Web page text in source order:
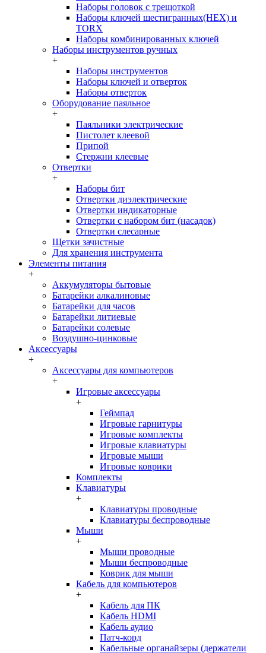
Наборы головок c трещоткой
Наборы ключей шестигранных(HEX) и
TORX
Наборы комбинированных ключей
Наборы инструментов ручных
+
Наборы инструментов
Наборы ключей и отверток
Наборы отверток
Оборудование паяльное
+
Паяльники электрические
Пистолет клеевой
Припой
Стержни клеевые
Отвертки
+
Наборы бит
Отвертки диэлектрические
Отвертки индикаторные
Отвертки с набором бит (насадок)
Отвертки слесарные
Щетки зачистные
Для хранения инструмента
Элементы питания
+
Аккумуляторы бытовые
Батарейки алкалиновые
Батарейки для часов
Батарейки литиевые
Батарейки солевые
Воздушно-цинковые
Аксессуары
+
Аксессуары для компьютеров
+
Игровые аксессуары
+
Геймпад
Игровые гарнитуры
Игровые комплекты
Игровые клавиатуры
Игровые мыши
Игровые коврики
Комплекты
Клавиатуры
+
Клавиатуры проводные
Клавиатуры беспроводные
Мыши
+
Мыши проводные
Мыши беспроводные
Коврик для мыши
Кабель для компьютеров
+
Кабель для ПК
Кабель HDMI
Кабель аудио
Патч-корд
Кабельные органайзеры (держатели